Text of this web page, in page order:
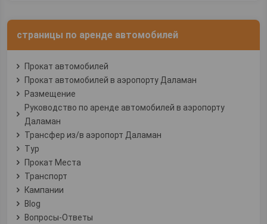
страницы по аренде автомобилей
Прокат автомобилей
Прокат автомобилей в аэропорту Даламан
Размещение
Руководство по аренде автомобилей в аэропорту
Даламан
Трансфер из/в аэропорт Даламан
Тур
Прокат Места
Транспорт
Кампании
Blog
Вопросы-Ответы